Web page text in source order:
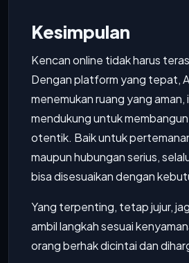
Kesimpulan
Kencan online tidak harus
Dengan platform yang tepat,
menemukan ruang yang aman,
mendukung untuk
otentik. Baik untuk
maupun hubungan serius,
bisa disesuaikan dengan
Yang terpenting, tetap jujur,
ambil langkah sesuai
orang berhak dicintai dan